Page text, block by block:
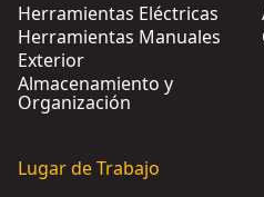
Herramientas Eléctricas
Herramientas Manuales
Exterior
Almacenamiento y
Organización
Lugar de Trabajo